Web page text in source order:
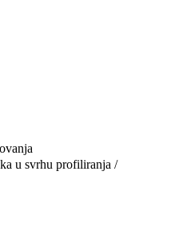
u svrhu profiliranja /